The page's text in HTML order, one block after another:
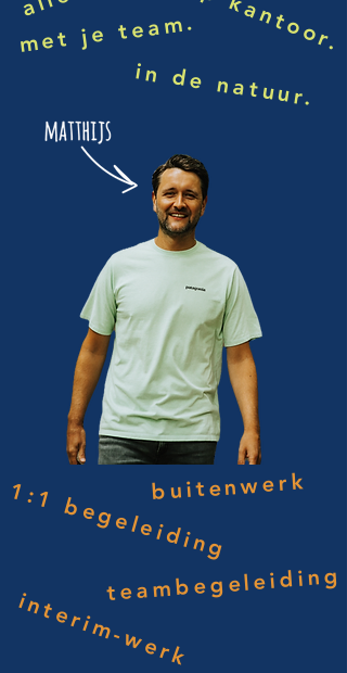
met je team.
in de natuur.
buitenwerk
1:1 begeleiding
teambegeleiding
interim-werk